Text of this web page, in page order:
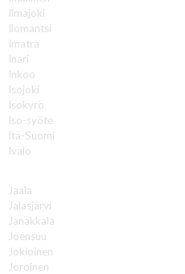
Ilmajoki
Ilomantsi
Imatra
Inari
Inkoo
Isojoki
Isokyrö
Iso-syöte
Itä-Suomi
Ivalo
Jaala
Jalasjärvi
Janakkala
Joensuu
Jokioinen
Joroinen